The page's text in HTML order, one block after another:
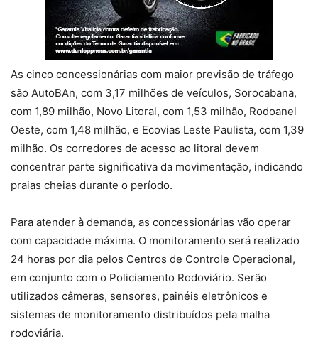
As cinco concessionárias com maior previsão de tráfego
são AutoBAn, com 3,17 milhões de veículos, Sorocabana,
com 1,89 milhão, Novo Litoral, com 1,53 milhão, Rodoanel
Oeste, com 1,48 milhão, e Ecovias Leste Paulista, com 1,39
milhão. Os corredores de acesso ao litoral devem
concentrar parte significativa da movimentação, indicando
praias cheias durante o período.
Para atender à demanda, as concessionárias vão operar
com capacidade máxima. O monitoramento será realizado
24 horas por dia pelos Centros de Controle Operacional,
em conjunto com o Policiamento Rodoviário. Serão
utilizados câmeras, sensores, painéis eletrônicos e
sistemas de monitoramento distribuídos pela malha
rodoviária.